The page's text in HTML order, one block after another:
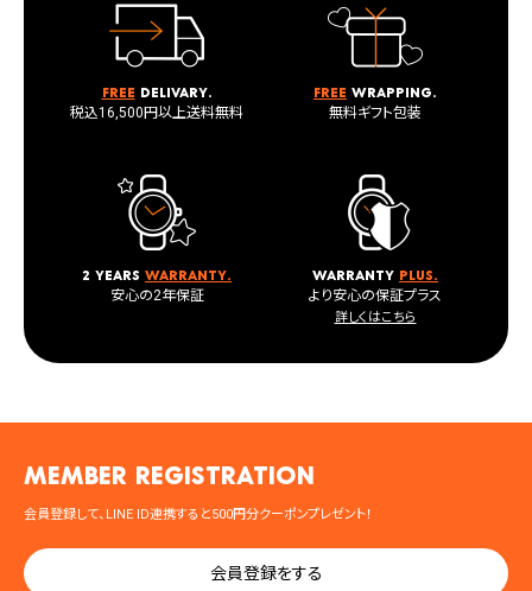
Free delivary.
税込16,500円以上送料無料
Free wrapping.
無料ギフト包装
2 years warranty.
安心の2年保証
warranty plus.
より安心の保証プラス
詳しくはこちら
MEMBER registration
会員登録して、LINE ID連携すると500円分クーポンプレゼント！
会員登録をする